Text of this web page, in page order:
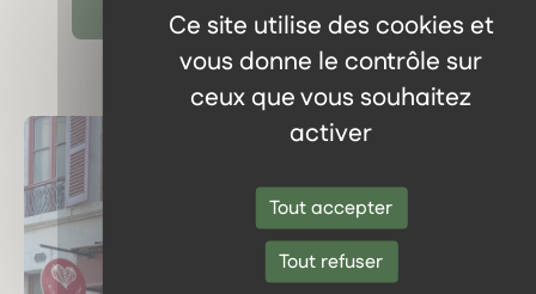
Ce site utilise des cookies et
vous donne le contrôle sur
ceux que vous souhaitez
activer
Tout accepter
Tout refuser